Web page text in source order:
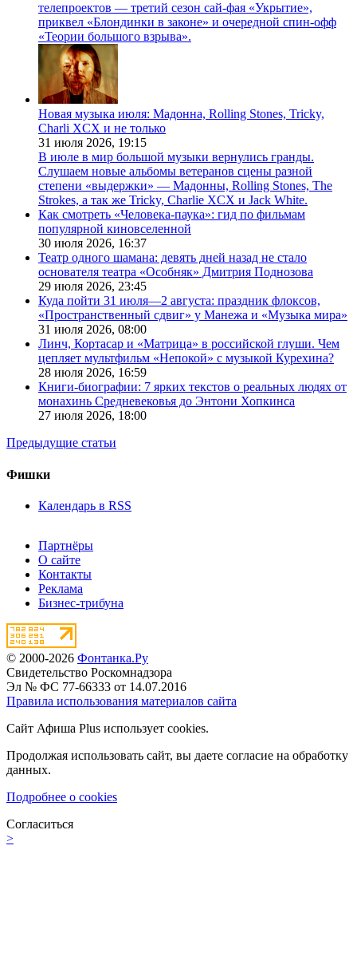
телепроектов — третий сезон сай-фая «Укрытие»,
приквел «Блондинки в законе» и очередной спин-офф
«Теории большого взрыва».
Новая музыка июля: Мадонна, Rolling Stones, Tricky,
Charli XCX и не только
31 июля 2026, 19:15
В июле в мир большой музыки вернулись гранды.
Слушаем новые альбомы ветеранов сцены разной
степени «выдержки» — Мадонны, Rolling Stones, The
Strokes, а так же Tricky, Charlie XCX и Jack White.
Как смотреть «Человека-паука»: гид по фильмам
популярной киновселенной
30 июля 2026, 16:37
Театр одного шамана: девять дней назад не стало
основателя театра «Особняк» Дмитрия Поднозова
29 июля 2026, 23:45
Куда пойти 31 июля—2 августа: праздник флоксов,
«Пространственный сдвиг» у Манежа и «Музыка мира»
31 июля 2026, 08:00
Линч, Кортасар и «Матрица» в российской глуши. Чем
цепляет мультфильм «Непокой» с музыкой Курехина?
28 июля 2026, 16:59
Книги-биографии: 7 ярких текстов о реальных людях от
монахинь Средневековья до Энтони Хопкинса
27 июля 2026, 18:00
Предыдущие статьи
Фишки
Календарь в RSS
Партнёры
О сайте
Контакты
Реклама
Бизнес-трибуна
© 2000-2026 Фонтанка.Ру
Свидетельство Роскомнадзора
Эл № ФС 77-66333 от 14.07.2016
Правила использования материалов сайта
Сайт Афиша Plus использует cookies.
Продолжая использовать сайт, вы даете согласие на обработку
данных.
Подробнее о cookies
Согласиться
>